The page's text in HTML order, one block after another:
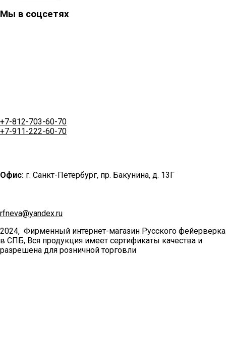
Мы в соцсетях
+7-812-703-60-70
+7-911-222-60-70
Офис: г. Санкт-Петербург, пр. Бакунина, д. 13Г
rfneva@yandex.ru
2024, Фирменный интернет-магазин Русского фейерверка
в СПБ, Вся продукция имеет сертификаты качества и
разрешена для розничной торговли